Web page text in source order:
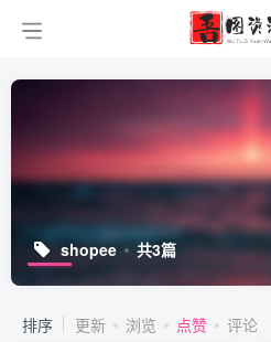
shopee 共3篇
排序 更新 浏览 点赞 评论